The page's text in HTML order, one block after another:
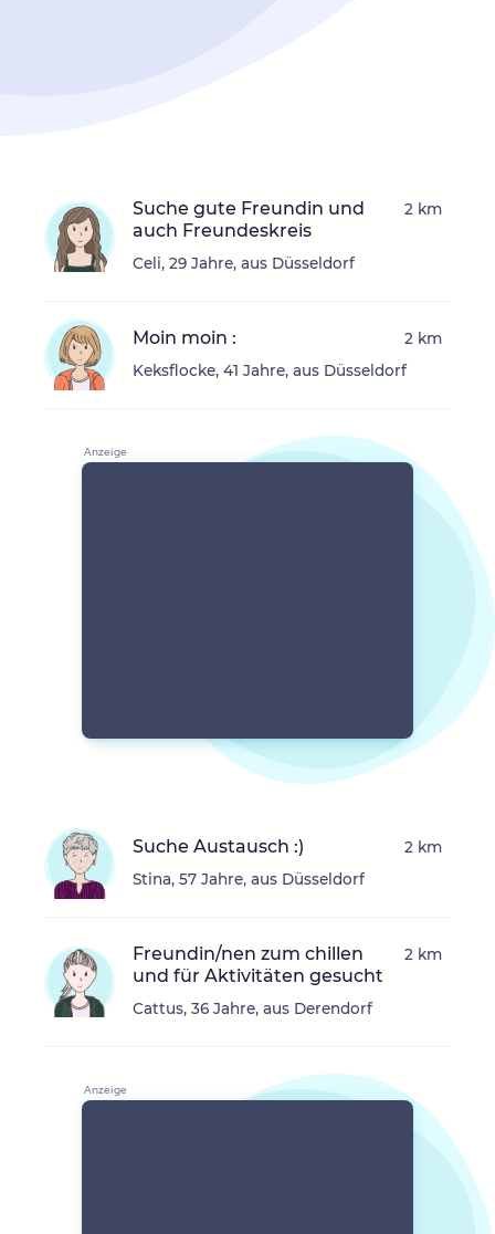
Suche gute Freundin und
auch Freundeskreis
Celi, 29 Jahre, aus Düsseldorf
2 km
Moin moin :
Keksflocke, 41 Jahre, aus Düsseldorf
2 km
Suche Austausch :)
Stina, 57 Jahre, aus Düsseldorf
2 km
Freundin/nen zum chillen
und für Aktivitäten gesucht
Cattus, 36 Jahre, aus Derendorf
2 km